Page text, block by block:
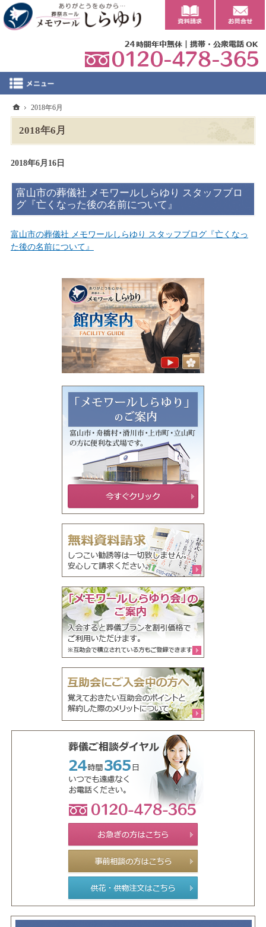
2018年6月
2018年6月16日
富山市の葬儀社 メモワールしらゆり スタッフブロ
グ『亡くなった後の名前について』
富山市の葬儀社 メモワールしらゆり スタッフブログ『亡くなっ
た後の名前について』
ホーム
2018年6月